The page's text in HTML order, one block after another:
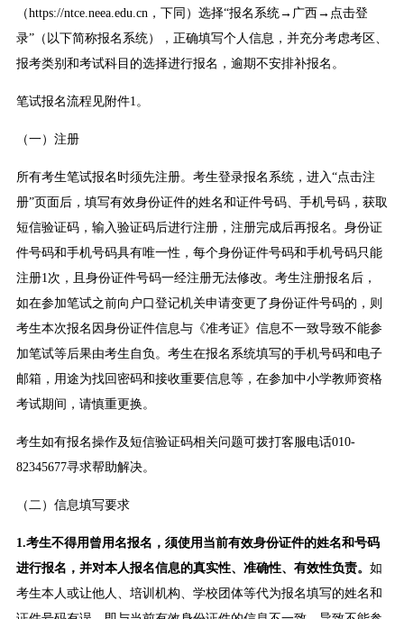
（https://ntce.neea.edu.cn，下同）选择“报名系统→广西→点击登
录”（以下简称报名系统），正确填写个人信息，并充分考虑考区、
报考类别和考试科目的选择进行报名，逾期不安排补报名。
笔试报名流程见附件1。
（一）注册
所有考生笔试报名时须先注册。考生登录报名系统，进入“点击注
册”页面后，填写有效身份证件的姓名和证件号码、手机号码，获取
短信验证码，输入验证码后进行注册，注册完成后再报名。身份证
件号码和手机号码具有唯一性，每个身份证件号码和手机号码只能
注册1次，且身份证件号码一经注册无法修改。考生注册报名后，
如在参加笔试之前向户口登记机关申请变更了身份证件号码的，则
考生本次报名因身份证件信息与《准考证》信息不一致导致不能参
加笔试等后果由考生自负。考生在报名系统填写的手机号码和电子
邮箱，用途为找回密码和接收重要信息等，在参加中小学教师资格
考试期间，请慎重更换。
考生如有报名操作及短信验证码相关问题可拨打客服电话010-
82345677寻求帮助解决。
（二）信息填写要求
1.考生不得用曾用名报名，须使用当前有效身份证件的姓名和号码
进行报名，并对本人报名信息的真实性、准确性、有效性负责。 如
考生本人或让他人、培训机构、学校团体等代为报名填写的姓名和